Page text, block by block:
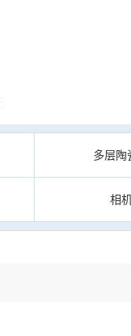
多层陶
相